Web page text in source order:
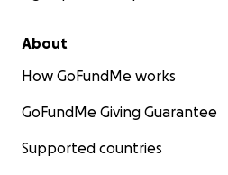
About
How GoFundMe works
GoFundMe Giving Guarantee
Supported countries